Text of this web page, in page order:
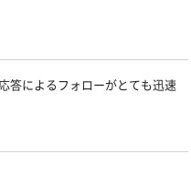
答によるフォローがとても迅速